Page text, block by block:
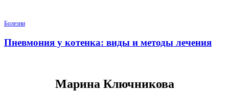
Болезни
Пневмония у котенка: виды и методы лечения
Марина Ключникова